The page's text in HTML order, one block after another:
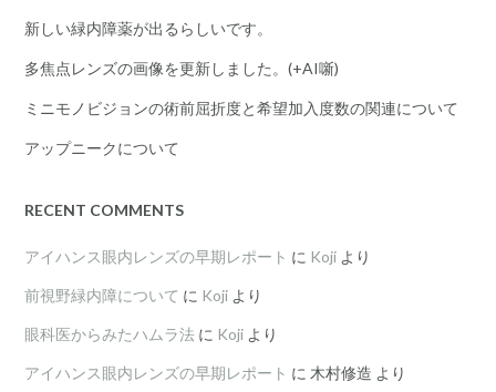
新しい緑内障薬が出るらしいです。
多焦点レンズの画像を更新しました。(+AI噺)
ミニモノビジョンの術前屈折度と希望加入度数の関連について
アップニークについて
RECENT COMMENTS
アイハンス眼内レンズの早期レポート に Koji より
前視野緑内障について に Koji より
眼科医からみたハムラ法 に Koji より
アイハンス眼内レンズの早期レポート に 木村修造 より